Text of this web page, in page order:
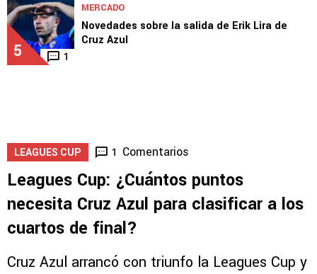
5 1
MERCADO
Novedades sobre la salida de Erik Lira de
Cruz Azul
LEAGUES CUP 1 Comentarios
Leagues Cup: ¿Cuántos puntos
necesita Cruz Azul para clasificar a los
cuartos de final?
Cruz Azul arrancó con triunfo la Leagues Cup y